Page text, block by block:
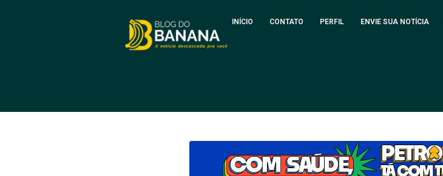
INÍCIO CONTATO PERFIL ENVIE SUA NOTÍCIA